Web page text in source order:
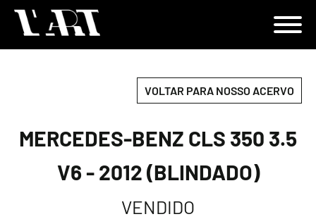
VOLTAR PARA NOSSO ACERVO
MERCEDES-BENZ CLS 350 3.5
V6 - 2012 (BLINDADO)
VENDIDO